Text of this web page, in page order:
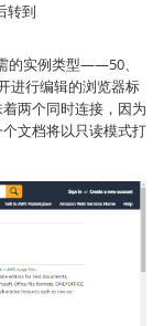
转到
的实例类型——50、
进行编辑的浏览器标
两个同时连接，因为
文档将以只读模式打